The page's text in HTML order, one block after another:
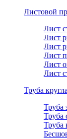
Листовой
Лист
Лист
Лист
Лист
Лист
Лист
Труба
Труба
Труба
Труба